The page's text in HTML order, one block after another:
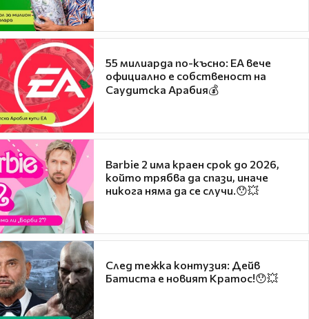
55 милиарда по-късно: EA вече
официално е собственост на
Саудитска Арабия💰
Barbie 2 има краен срок до 2026,
който трябва да спази, иначе
никога няма да се случи.😯💥
След тежка контузия: Дейв
Батиста е новият Кратос!😯💥